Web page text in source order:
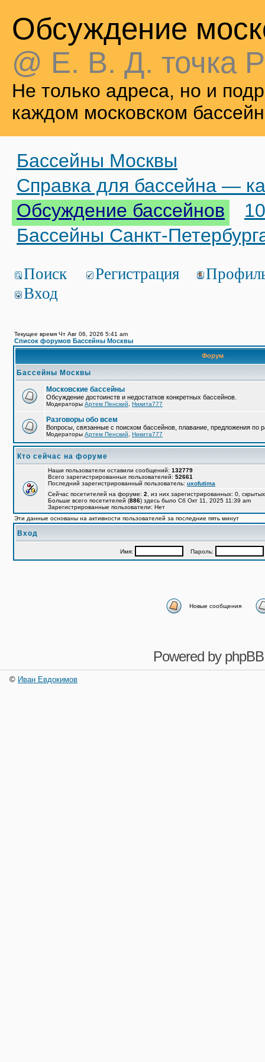
Обсуждение
@ Е. В. Д. точка
Не только адреса, но и
каждом московском
Бассейны Москвы
Справка для бассейна —
Обсуждение бассейнов
Бассейны Санкт-
Поиск Регистрация
Вход
Текущее время Чт Авг 06, 2026 5:41 am
Список форумов Бассейны Москвы
Форум
Бассейны Москвы
Московские бассейны
Обсуждение достоинств и недостатков конкретных бассейнов.
Модераторы Артем Пенский Никита777
Разговоры обо всем
Вопросы, связанные с поиском бассейнов, плавание, предложения по
Модераторы Артем Пенский Никита777
Кто сейчас на форуме
Наши пользователи оставили сообщений: 132779
Всего зарегистрированных пользователей: 52661
Последний зарегистрированный пользователь: uxofutima
Сейчас посетителей на форуме: 2 , из них зарегистрированных: 0,
Больше всего посетителей (886) здесь было Сб Окт 11, 2025 11:39 am
Зарегистрированные пользователи: Нет
Эти данные основаны на активности пользователей за последние пять минут
Вход
Имя: Пароль:
Новые сообщения
Powered by phpBB
© Иван Евдокимов